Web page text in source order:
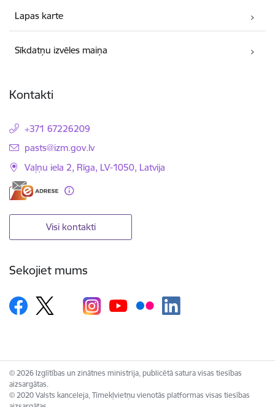
Lapas karte
Sīkdatņu izvēles maiņa
Kontakti
+371 67226209
E-pasts:
pasts@izm.gov.lv
Vaļņu iela 2, Rīga, LV-1050, Latvija
Visi kontakti
Sekojiet mums
© 2026 Izglītības un zinātnes ministrija, publicētā satura visas tiesības
aizsargātas.
© 2020 Valsts kanceleja, Tīmekļvietņu vienotās platformas visas tiesības